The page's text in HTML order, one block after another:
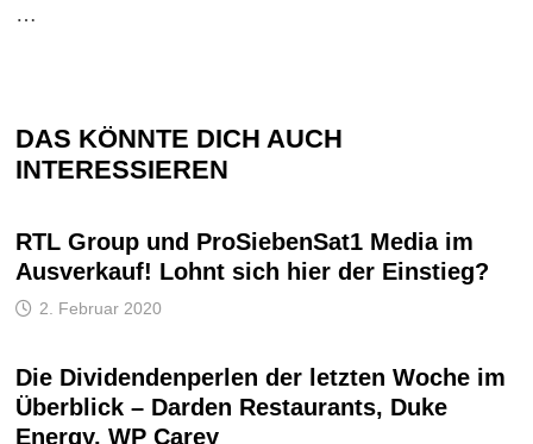
…
DAS KÖNNTE DICH AUCH
INTERESSIEREN
RTL Group und ProSiebenSat1 Media im
Ausverkauf! Lohnt sich hier der Einstieg?
2. Februar 2020
Die Dividendenperlen der letzten Woche im
Überblick – Darden Restaurants, Duke
Energy, WP Carey